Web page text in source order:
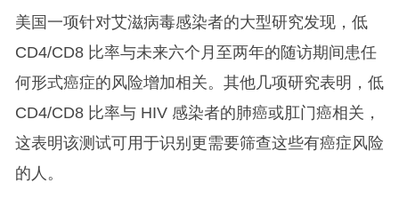
美国一项针对艾滋病毒感染者的大型研究发现，低
CD4/CD8 比率与未来六个月至两年的随访期间患任
何形式癌症的风险增加相关。其他几项研究表明，低
CD4/CD8 比率与 HIV 感染者的肺癌或肛门癌相关，
这表明该测试可用于识别更需要筛查这些有癌症风险
的人。